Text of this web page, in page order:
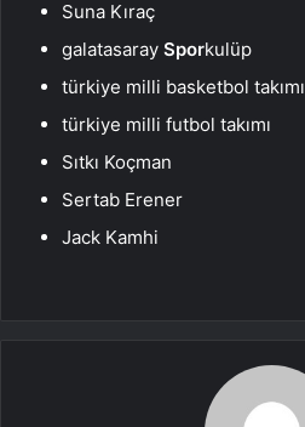
Suna Kıraç
galatasaray Sporkulüp
türkiye milli basketbol takımı
türkiye milli futbol takımı
Sıtkı Koçman
Sertab Erener
Jack Kamhi